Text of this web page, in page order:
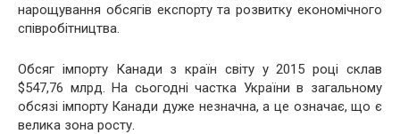
нарощування обсягів експорту та розвитку економічного
співробітництва.
Обсяг імпорту Канади з країн світу у 2015 році склав
$547,76 млрд. На сьогодні частка України в загальному
обсязі імпорту Канади дуже незначна, а це означає, що є
велика зона росту.